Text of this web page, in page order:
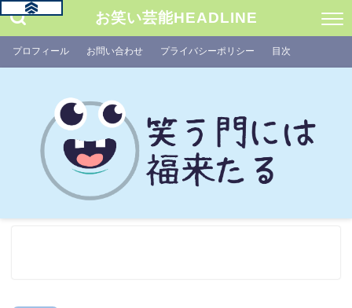
お笑い芸能HEADLINE
プロフィール お問い合わせ プライバシーポリシー 目次